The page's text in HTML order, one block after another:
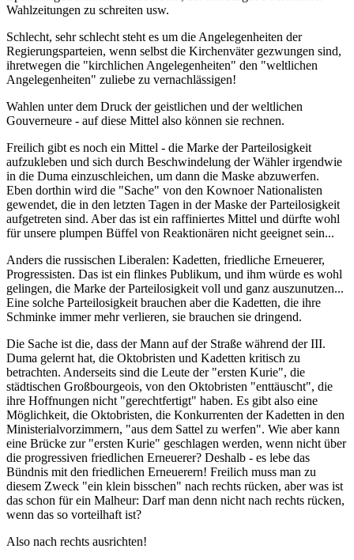
Wahlzeitungen zu schreiten usw.
Schlecht, sehr schlecht steht es um die Angelegenheiten der
Regierungsparteien, wenn selbst die Kirchenväter gezwungen sind,
ihretwegen die "kirchlichen Angelegenheiten" den "weltlichen
Angelegenheiten" zuliebe zu vernachlässigen!
Wahlen unter dem Druck der geistlichen und der weltlichen
Gouverneure - auf diese Mittel also können sie rechnen.
Freilich gibt es noch ein Mittel - die Marke der Parteilosigkeit
aufzukleben und sich durch Beschwindelung der Wähler irgendwie
in die Duma einzuschleichen, um dann die Maske abzuwerfen.
Eben dorthin wird die "Sache" von den Kownoer Nationalisten
gewendet, die in den letzten Tagen in der Maske der Parteilosigkeit
aufgetreten sind. Aber das ist ein raffiniertes Mittel und dürfte wohl
für unsere plumpen Büffel von Reaktionären nicht geeignet sein...
Anders die russischen Liberalen: Kadetten, friedliche Erneuerer,
Progressisten. Das ist ein flinkes Publikum, und ihm würde es wohl
gelingen, die Marke der Parteilosigkeit voll und ganz auszunutzen...
Eine solche Parteilosigkeit brauchen aber die Kadetten, die ihre
Schminke immer mehr verlieren, sie brauchen sie dringend.
Die Sache ist die, dass der Mann auf der Straße während der III.
Duma gelernt hat, die Oktobristen und Kadetten kritisch zu
betrachten. Anderseits sind die Leute der "ersten Kurie", die
städtischen Großbourgeois, von den Oktobristen "enttäuscht", die
ihre Hoffnungen nicht "gerechtfertigt" haben. Es gibt also eine
Möglichkeit, die Oktobristen, die Konkurrenten der Kadetten in den
Ministerialvorzimmern, "aus dem Sattel zu werfen". Wie aber kann
eine Brücke zur "ersten Kurie" geschlagen werden, wenn nicht über
die progressiven friedlichen Erneuerer? Deshalb - es lebe das
Bündnis mit den friedlichen Erneuerern! Freilich muss man zu
diesem Zweck "ein klein bisschen" nach rechts rücken, aber was ist
das schon für ein Malheur: Darf man denn nicht nach rechts rücken,
wenn das so vorteilhaft ist?
Also nach rechts ausrichten!